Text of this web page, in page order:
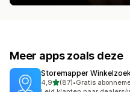
Meer apps zoals deze
Storemapper
4,9van 5 sterren
(87)
87 recensies in totaal
•Gratis